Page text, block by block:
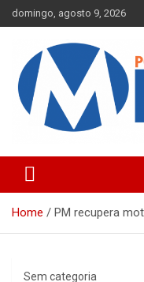
Skip
to
domingo, agosto 9, 2026
Portal
Parnaíba
Home PM recupera
Sem categoria